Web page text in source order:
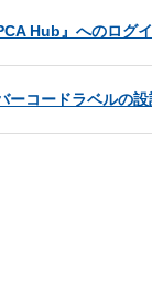
Hub』へのログ
ーコードラベルの